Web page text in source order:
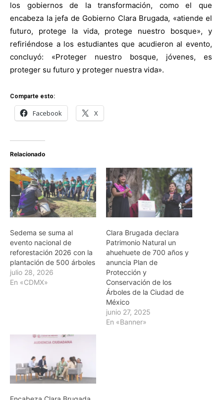
los gobiernos de la transformación, como el que
encabeza la jefa de Gobierno Clara Brugada, «atiende el
futuro, protege la vida, protege nuestro bosque», y
refiriéndose a los estudiantes que acudieron al evento,
concluyó: «Proteger nuestro bosque, jóvenes, es
proteger su futuro y proteger nuestra vida».
Comparte esto:
Facebook X
Relacionado
Sedema se suma al
evento nacional de
reforestación 2026 con la
plantación de 500 árboles
julio 28, 2026
En «CDMX»
Clara Brugada declara
Patrimonio Natural un
ahuehuete de 700 años y
anuncia Plan de
Protección y
Conservación de los
Árboles de la Ciudad de
México
junio 27, 2025
En «Banner»